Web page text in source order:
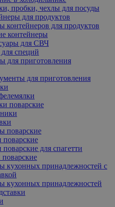
пробки, чехлы для посуды
для продуктов
контейнеров для продуктов
контейнеры
для СВЧ
специй
для приготовления
для приготовления
поварские
поварские
для спагетти
кухонных принадлежностей с
кухонных принадлежностей